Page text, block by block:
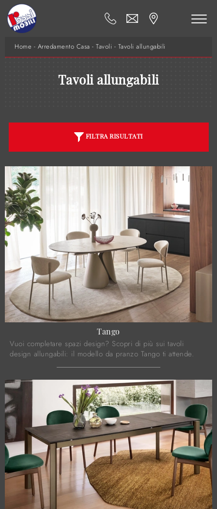
Home - Arredamento Casa - Tavoli - Tavoli allungabili
Tavoli allungabili
FILTRA RISULTATI
Tango
Vuoi completare spazi design? Scopri di più sui tavoli
design allungabili: il modello da pranzo Tango ti attende.